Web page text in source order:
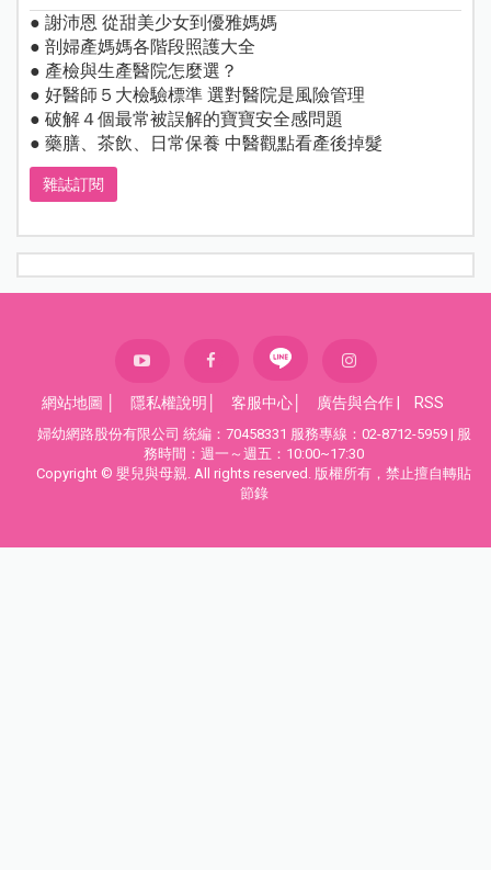
● 謝沛恩 從甜美少女到優雅媽媽
● 剖婦產媽媽各階段照護大全
● 產檢與生產醫院怎麼選？
● 好醫師５大檢驗標準 選對醫院是風險管理
● 破解４個最常被誤解的寶寶安全感問題
● 藥膳、茶飲、日常保養 中醫觀點看產後掉髮
雜誌訂閱
網站地圖 隱私權說明 客服中心 廣告與合作| RSS
婦幼網路股份有限公司 統編：70458331 服務專線：02-8712-5959 | 服
務時間：週一～週五：10:00~17:30
Copyright © 嬰兒與母親. All rights reserved. 版權所有，禁止擅自轉貼
節錄